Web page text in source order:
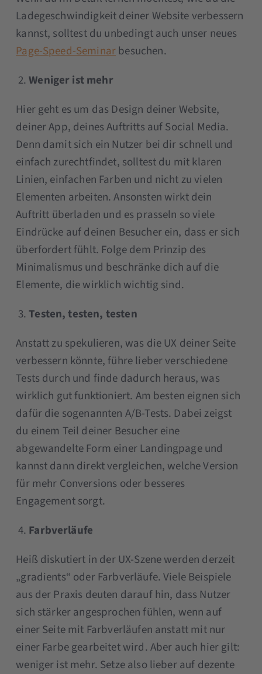
Ladegeschwindigkeit deiner Website verbessern
kannst, solltest du unbedingt auch unser neues
Page-Speed-Seminarbesuchen.
Weniger ist mehr
Hier geht es um das Design deiner Website,
deiner App, deines Auftritts auf Social Media.
Denn damit sich ein Nutzer bei dir schnell und
einfach zurechtfindet, solltest du mit klaren
Linien, einfachen Farben und nicht zu vielen
Elementen arbeiten. Ansonsten wirkt dein
Auftritt überladen und es prasseln so viele
Eindrücke auf deinen Besucher ein, dass er sich
überfordert fühlt. Folge dem Prinzip des
Minimalismus und beschränke dich auf die
Elemente, die wirklich wichtig sind.
Testen, testen, testen
Anstatt zu spekulieren, was die UX deiner Seite
verbessern könnte, führe lieber verschiedene
Tests durch und finde dadurch heraus, was
wirklich gut funktioniert. Am besten eignen sich
dafür die sogenannten A/B-Tests. Dabei zeigst
du einem Teil deiner Besucher eine
abgewandelte Form einer Landingpage und
kannst dann direkt vergleichen, welche Version
für mehr Conversions oder besseres
Engagement sorgt.
Farbverläufe
Heiß diskutiert in der UX-Szene werden derzeit
„gradients“ oder Farbverläufe. Viele Beispiele
aus der Praxis deuten darauf hin, dass Nutzer
sich stärker angesprochen fühlen, wenn auf
einer Seite mit Farbverläufen anstatt mit nur
einer Farbe gearbeitet wird. Aber auch hier gilt:
weniger ist mehr. Setze also lieber auf dezente